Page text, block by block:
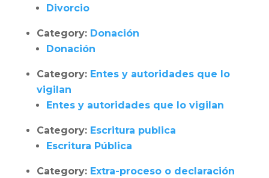
Divorcio
Category: Donación
Donación
Category: Entes y autoridades que lo
vigilan
Entes y autoridades que lo vigilan
Category: Escritura publica
Escritura Pública
Category: Extra-proceso o declaración